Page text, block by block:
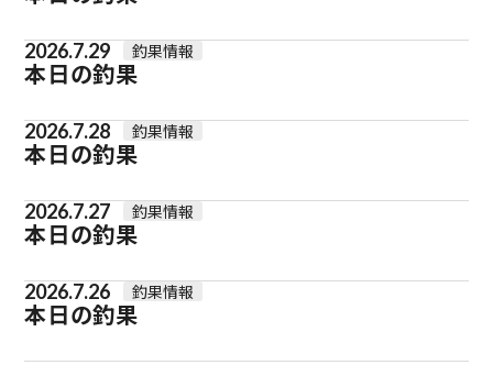
2026.7.29 釣果情報
本日の釣果
2026.7.28 釣果情報
本日の釣果
2026.7.27 釣果情報
本日の釣果
2026.7.26 釣果情報
本日の釣果